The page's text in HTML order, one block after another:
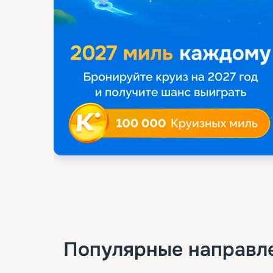
Популярные